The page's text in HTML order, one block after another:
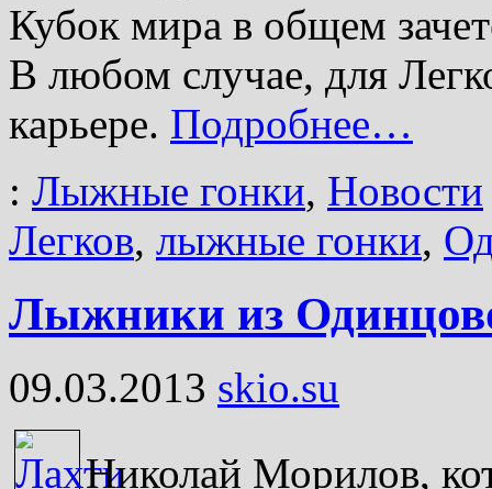
Кубок мира в общем
В любом случае, для
карьере. Подробнее…
: Лыжные гонки, Новости
Легков, лыжные гонки,
Лыжники из
09.03.2013 skio.su
Николай Морилов,